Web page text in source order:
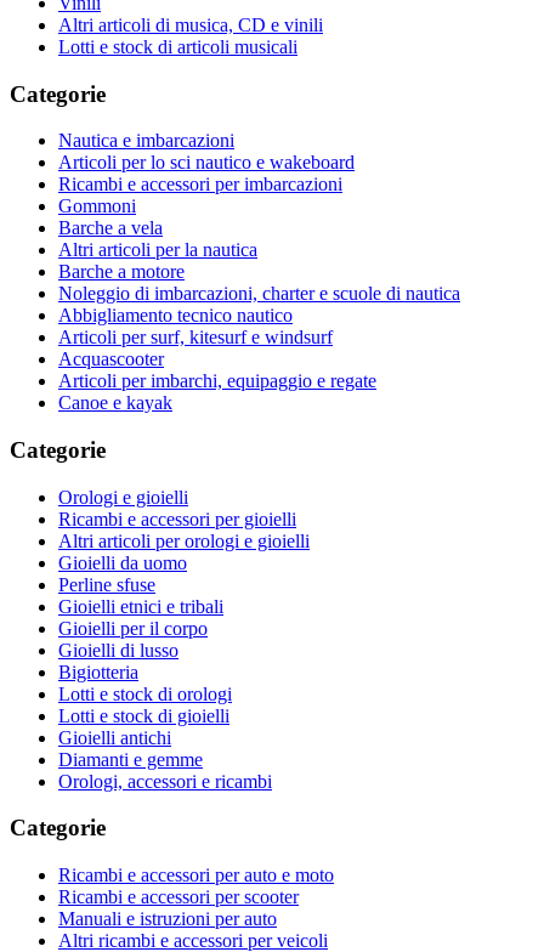
Altri articoli di musica, CD e vinili
Lotti e stock di articoli musicali
Categorie
Nautica e imbarcazioni
Articoli per lo sci nautico e wakeboard
Ricambi e accessori per imbarcazioni
Gommoni
Barche a vela
Altri articoli per la nautica
Barche a motore
Noleggio di imbarcazioni, charter e scuole di nautica
Abbigliamento tecnico nautico
Articoli per surf, kitesurf e windsurf
Acquascooter
Articoli per imbarchi, equipaggio e regate
Canoe e kayak
Categorie
Orologi e gioielli
Ricambi e accessori per gioielli
Altri articoli per orologi e gioielli
Gioielli da uomo
Perline sfuse
Gioielli etnici e tribali
Gioielli per il corpo
Gioielli di lusso
Bigiotteria
Lotti e stock di orologi
Lotti e stock di gioielli
Gioielli antichi
Diamanti e gemme
Orologi, accessori e ricambi
Categorie
Ricambi e accessori per auto e moto
Ricambi e accessori per scooter
Manuali e istruzioni per auto
Altri ricambi e accessori per veicoli